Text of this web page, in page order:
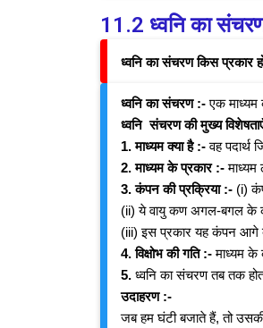
11.2 ध्वनि का
ध्वनि का संचरण किस प्रकार
ध्वनि का संचरण :-एक
ध्वनि संचरण की मुख्य
1. माध्यम क्या है :-वह पदार्थ
2. माध्यम के प्रकार :-
3. कंपन की प्रक्रिया :- (i)
(ii) ये वायु कण अगल-बगल के
(iii) इस प्रकार यह कंपन आगे
4. विक्षोभ की गति :-माध्यम
5. ध्वनि का संचरण तब तक
उदाहरण :-
जब हम घंटी बजाते हैं, तो